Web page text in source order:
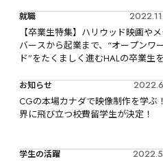
就職
【卒業生特集】ハリウッド映画や
バースから起業まで、“オープンワ
ド”をたくましく進むHALの卒業生
お知らせ
CGの本場カナダで映像制作を学ぶ
界に飛び立つ校費留学生が決定！
学生の活躍